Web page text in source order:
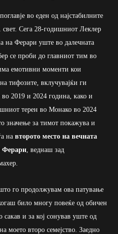
во еден од најстабилните
Сега 28-годишниот Леклер
на Ферари уште во далечната
се проби до главниот тим во
емотивни моменти кои
тифозите, вклучувајќи ги
2019 и 2024 година, како и
терен во Монако во 2024
значење за тимот покажува и
на второто место на вечната
Ферари, веднаш зад
го продолжувам ова патување
било многу повеќе од обичен
и за кој сонував уште од
моето второ семејство. Заедно